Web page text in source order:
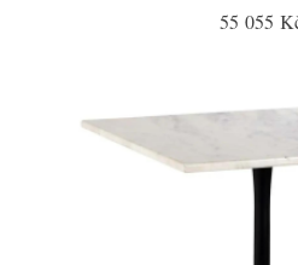
55 055